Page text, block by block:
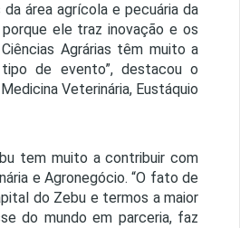
área agrícola e pecuária da
ele traz inovação e os
Agrárias têm muito a
de evento”, destacou o
Veterinária, Eustáquio
tem muito a contribuir com
e Agronegócio. “O fato de
do Zebu e termos a maior
do mundo em parceria, faz